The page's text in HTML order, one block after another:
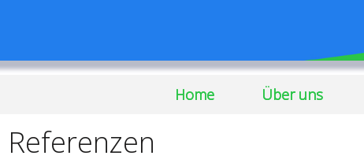
Home Über uns
Referenzen